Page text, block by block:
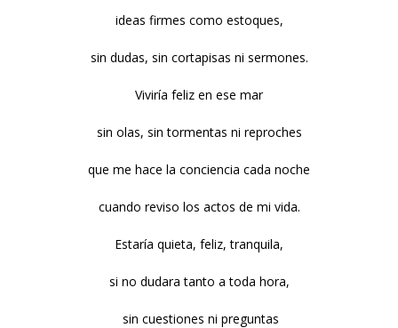
ideas firmes como estoques,
sin dudas, sin cortapisas ni sermones.
Viviría feliz en ese mar
sin olas, sin tormentas ni reproches
que me hace la conciencia cada noche
cuando reviso los actos de mi vida.
Estaría quieta, feliz, tranquila,
si no dudara tanto a toda hora,
sin cuestiones ni preguntas